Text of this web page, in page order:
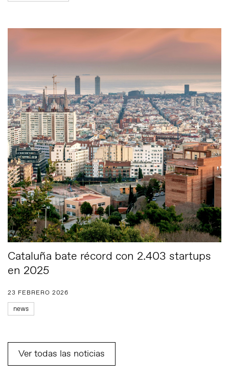
Cataluña bate récord con 2.403 startups
en 2025
23 FEBRERO 2026
news
Ver todas las noticias